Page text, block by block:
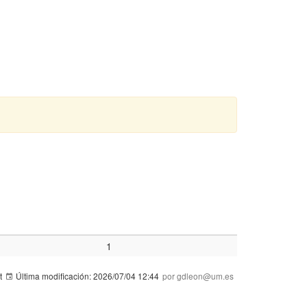
1
Última modificación:2026/07/04 12:44 por gdleon@um.es